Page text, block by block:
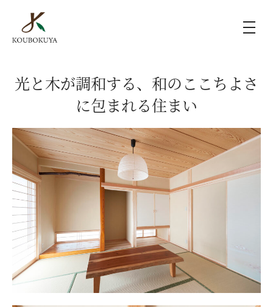
KOUBOKUYAの家づくり
ラインナップ
モデルハウス（KOUBOX）
香木家通信
お客様の声
光と木が調和する、和のここちよさ
に包まれる住まい